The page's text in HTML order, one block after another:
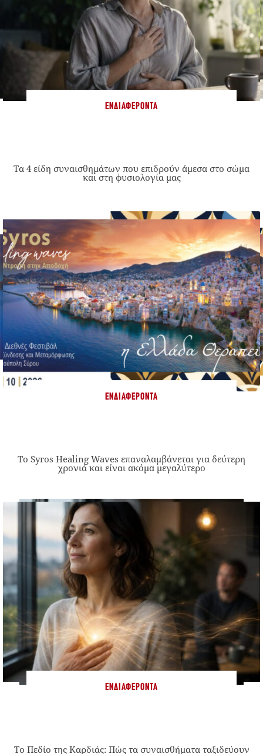
ΕΝΔΙΑΦΈΡΟΝΤΑ
Τα 4 είδη συναισθημάτων που επιδρούν άμεσα στο σώμα
και στη φυσιολογία μας
ΕΝΔΙΑΦΈΡΟΝΤΑ
Το Syros Healing Waves επαναλαμβάνεται για δεύτερη
χρονιά και είναι ακόμα μεγαλύτερο
ΕΝΔΙΑΦΈΡΟΝΤΑ
Το Πεδίο της Καρδιάς: Πώς τα συναισθήματα ταξιδεύουν